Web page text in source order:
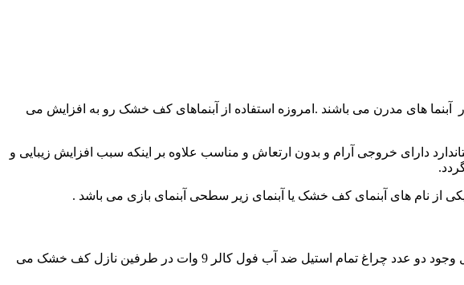
های مدرن می باشند .امروزه استفاده از آبنماهای کف خشک رو به افزایش می
دارای خروجی آرام و بدون ارتعاش و مناسب علاوه بر اینکه سبب افزایش زیبایی و
از نام های آبنمای کف خشک یا آبنمای زیر سطحی آبنمای بازی می باشد .
یکی از ویژگی های نازل کف خشک تولید جادوی رقص آب استفاده از بدنه استیل ضد زنگ می باشد. ویژگی دیگر این نازل وجود دو عدد چراغ تمام استیل ضد آب فول کالر 9 وات در طرفین نازل کف خشک می